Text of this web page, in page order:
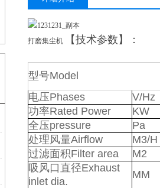
打磨集尘机 【技术参数】：
型号Model
电压Phases
V/Hz
功率Rated Power
KW
全压pressure
Pa
处理风量Airflow
M3/H
过滤面积Filter area
M2
吸风口直径Exhaust
inlet dia.
MM